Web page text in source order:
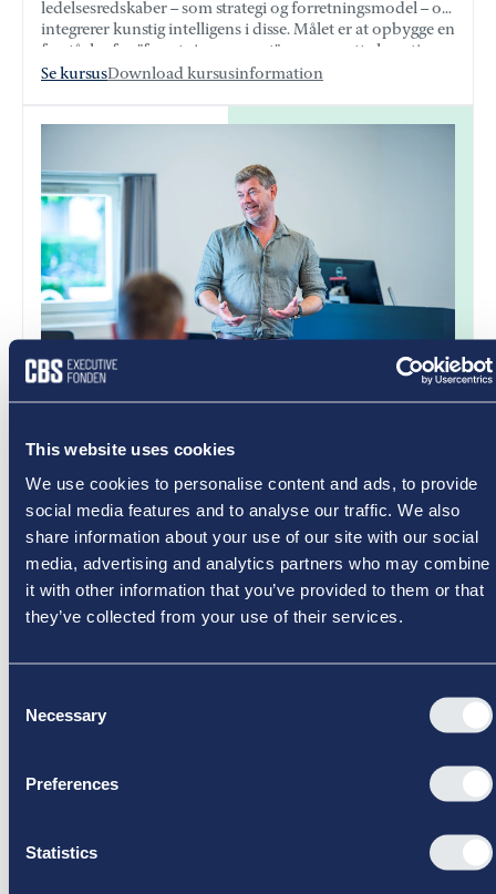
This website uses cookies
We use cookies to personalise content and ads, to provide
social media features and to analyse our traffic. We also
share information about your use of our site with our social
media, advertising and analytics partners who may combine
it with other information that you’ve provided to them or that
they’ve collected from your use of their services.
Selection
Necessary
Preferences
Statistics
ledelsesredskaber – som strategi og forretningsmodel – og
integrerer kunstig intelligens i disse. Målet er at opbygge en
forståelse for ”forretningssproget” og oversætte kunstig
intelligens til dette, så det bliver relevant og anvendeligt i
Se kursusDownload kursusinformation
2 days · 3.2.2027 9.00-16.30 DKK 14.500
Gain a global perspective on negotiation, stakeholder
management and online communication. Advanced
Negotiation Techniques is an intensive 2-day executive
program for experienced negotiators and senior leaders
who operate in international, high-stakes environments.
Se kursusDownload kursusinformation